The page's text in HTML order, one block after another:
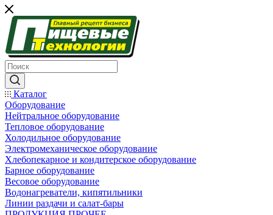
Каталог
Оборудование
Нейтральное оборудование
Тепловое оборудование
Холодильное оборудование
Электромеханическое оборудование
Хлебопекарное и кондитерское оборудование
Барное оборудование
Весовое оборудование
Водонагреватели, кипятильники
Линии раздачи и салат-бары